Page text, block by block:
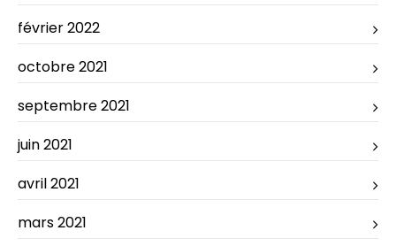
février 2022
octobre 2021
septembre 2021
juin 2021
avril 2021
mars 2021